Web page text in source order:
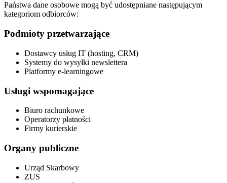
Państwa dane osobowe mogą być udostępniane następującym
kategoriom odbiorców:
Podmioty przetwarzające
Dostawcy usług IT (hosting, CRM)
Systemy do wysyłki newslettera
Platformy e-learningowe
Usługi wspomagające
Biuro rachunkowe
Operatorzy płatności
Firmy kurierskie
Organy publiczne
Urząd Skarbowy
ZUS